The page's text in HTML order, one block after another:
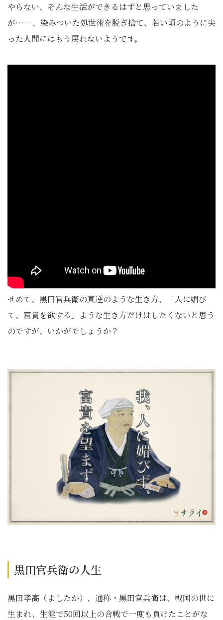
やらない、そんな生活ができるはずと思っていました
が……、染みついた処世術を脱ぎ捨て、若い頃のように尖
った人間にはもう戻れないようです。
せめて、黒田官兵衛の真逆のような生き方、「人に媚び
て、富貴を欲する」ような生き方だけはしたくないと思う
のですが、いかがでしょうか？
黒田官兵衛の人生
黒田孝高（よしたか）、通称・黒田官兵衛は、戦国の世に
生まれ、生涯で50回以上の合戦で一度も負けたことがな